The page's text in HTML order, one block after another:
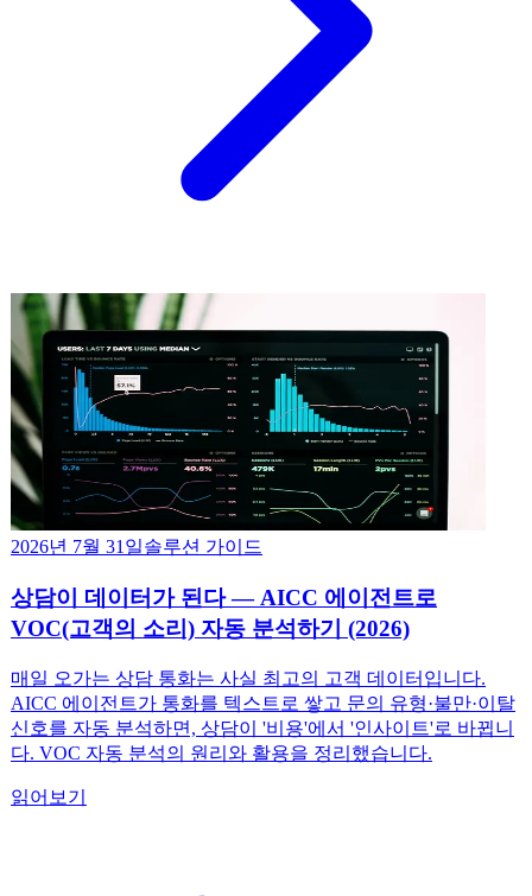
2026년 7월 31일솔루션 가이드
상담이 데이터가 된다 — AICC 에이전트로
VOC(고객의 소리) 자동 분석하기 (2026)
매일 오가는 상담 통화는 사실 최고의 고객 데이터입니다.
AICC 에이전트가 통화를 텍스트로 쌓고 문의 유형·불만·이탈
신호를 자동 분석하면, 상담이 '비용'에서 '인사이트'로 바뀝니
다. VOC 자동 분석의 원리와 활용을 정리했습니다.
읽어보기